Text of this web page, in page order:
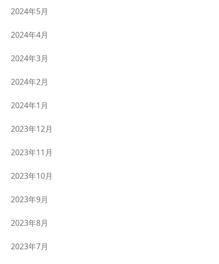
2024年5月
2024年4月
2024年3月
2024年2月
2024年1月
2023年12月
2023年11月
2023年10月
2023年9月
2023年8月
2023年7月